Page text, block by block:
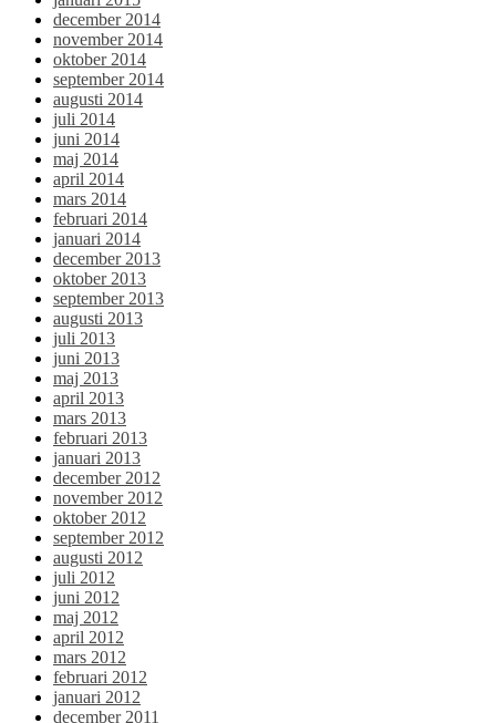
december 2014
november 2014
oktober 2014
september 2014
augusti 2014
juli 2014
juni 2014
maj 2014
april 2014
mars 2014
februari 2014
januari 2014
december 2013
oktober 2013
september 2013
augusti 2013
juli 2013
juni 2013
maj 2013
april 2013
mars 2013
februari 2013
januari 2013
december 2012
november 2012
oktober 2012
september 2012
augusti 2012
juli 2012
juni 2012
maj 2012
april 2012
mars 2012
februari 2012
januari 2012
december 2011